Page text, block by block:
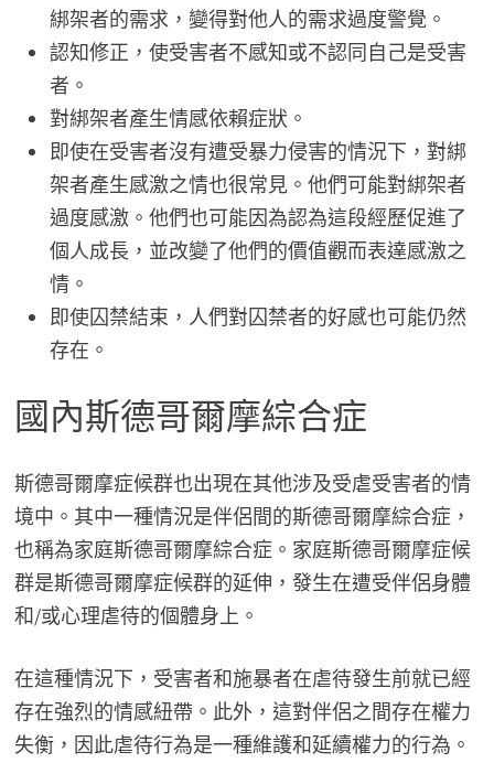
綁架者的需求，變得對他人的需求過度警覺。
認知修正，使受害者不感知或不認同自己是受害
者。
對綁架者產生情感依賴症狀。
即使在受害者沒有遭受暴力侵害的情況下，對綁
架者產生感激之情也很常見。他們可能對綁架者
過度感激。他們也可能因為認為這段經歷促進了
個人成長，並改變了他們的價值觀而表達感激之
情。
即使囚禁結束，人們對囚禁者的好感也可能仍然
存在。
國內斯德哥爾摩綜合症
斯德哥爾摩症候群也出現在其他涉及受虐受害者的情
境中。其中一種情況是伴侶間的斯德哥爾摩綜合症，
也稱為家庭斯德哥爾摩綜合症。家庭斯德哥爾摩症候
群是斯德哥爾摩症候群的延伸，發生在遭受伴侶身體
和/或心理虐待的個體身上。
在這種情況下，受害者和施暴者在虐待發生前就已經
存在強烈的情感紐帶。此外，這對伴侶之間存在權力
失衡，因此虐待行為是一種維護和延續權力的行為。